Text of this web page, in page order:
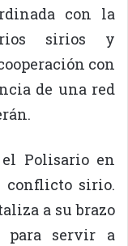
con la
sirios y
con
de una red
Polisario en
conflicto sirio.
a su brazo
para servir a